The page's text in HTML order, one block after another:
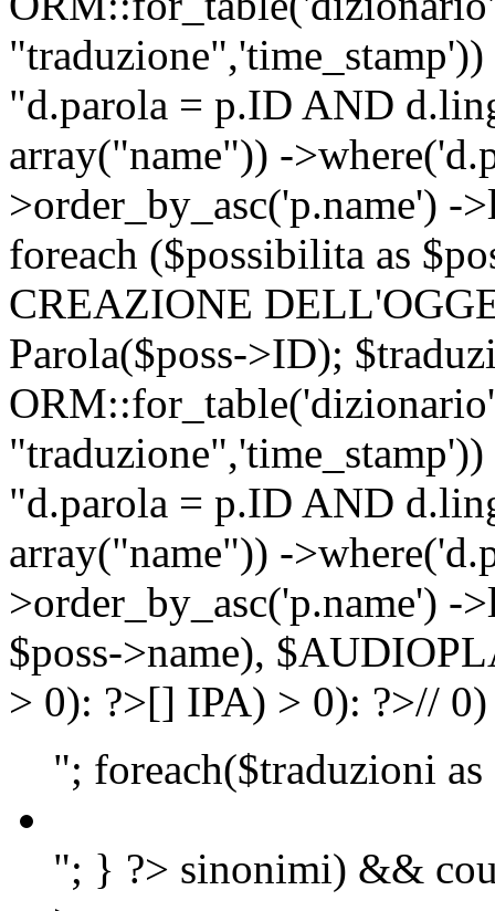
"d.parola = p.ID AND
array("name")) -
>order_by_asc('p.name')
foreach ($possibilita as
CREAZIONE
Parola($poss->ID);
"d.parola = p.ID AND
array("name")) -
>order_by_asc('p.name')
$poss->name),
> 0): ?>[] IPA) > 0): ?>//
"; foreach($traduzioni
"; } ?> sinonimi) &&